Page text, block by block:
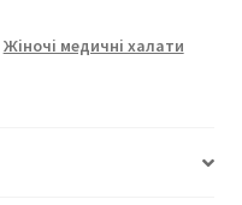
Жіночі медичні халати